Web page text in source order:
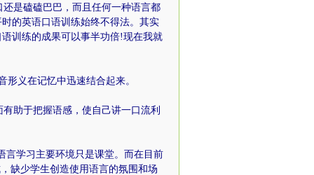
是磕磕巴巴，而且任何一种语言都
的英语口语训练始终不得法。其实
训练的成果可以事半功倍!现在我就
义在记忆中迅速结合起来。
于把握语感，使自己讲一口流利
学习主要环境只是课堂。而在目前
缺少学生创造使用语言的氛围和场